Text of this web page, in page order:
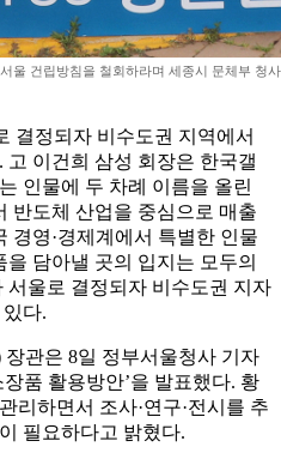
울 건립방침을 철회하라며 세종시 문체부 청
결정되자 비수도권 지역에서
이건희 삼성 회장은 한국갤
인물에 두 차례 이름을 올린
반도체 산업을 중심으로 매출
경영·경제계에서 특별한 인물
담아낼 곳의 입지는 모두의
서울로 결정되자 비수도권 지자
다.
관은 8일 정부서울청사 기자
품 활용방안’을 발표했다. 황
리하면서 조사·연구·전시를 추
필요하다고 밝혔다.